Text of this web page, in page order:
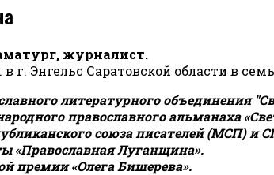
журналист.
в г. Энгельс Саратовской области в
литературного объединения
православного альманаха
союза писателей (МСП) и
«Православная Луганщина».
премии «Олега Бишерева».